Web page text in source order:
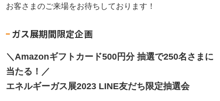
お客さまのご来場をお待ちしております！
ガス展期間限定企画
＼Amazonギフトカード500円分 抽選で250名さまに
当たる！／
エネルギーガス展2023 LINE友だち限定抽選会